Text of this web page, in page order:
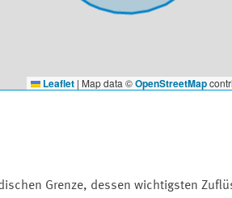
Leaflet | Map data ©OpenStreetMap
Grenze, dessen wichtigsten